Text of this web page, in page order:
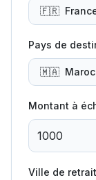
🇫🇷
Pays de
🇲🇦 Maroc
Montant à
Ville de retrait